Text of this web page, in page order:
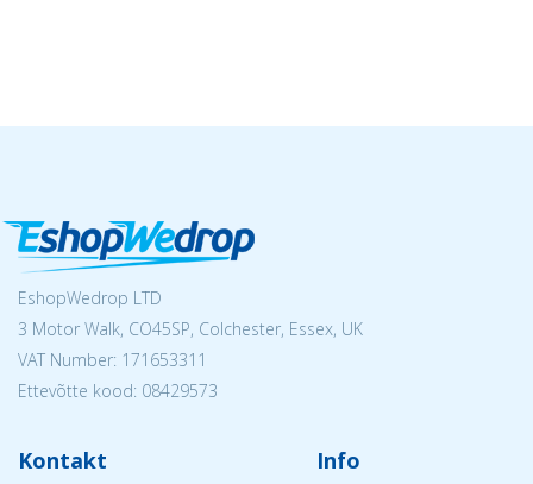
EshopWedrop LTD
3 Motor Walk, CO45SP, Colchester, Essex, UK
VAT Number: 171653311
Ettevõtte kood: 08429573
Kontakt Info